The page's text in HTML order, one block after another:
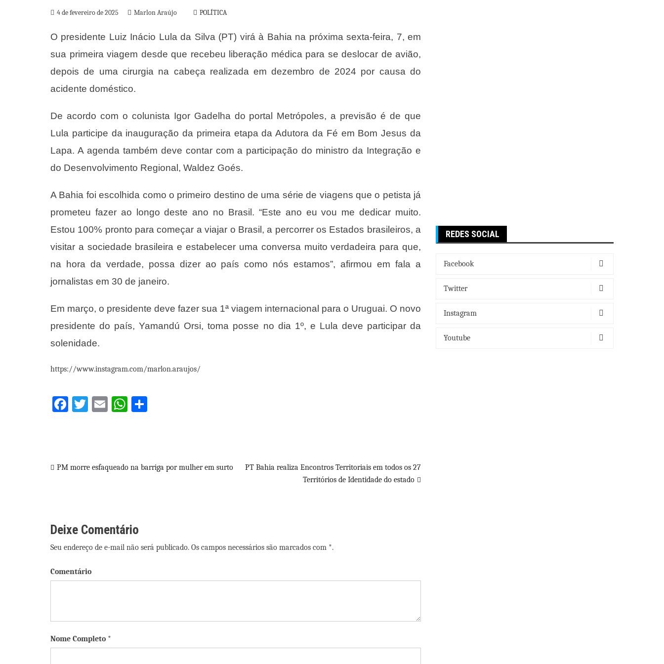
4 de fevereiro de 2025 Marlon Araújo POLÍTICA
O presidente Luiz Inácio Lula da Silva (PT) virá à Bahia na próxima sexta-feira, 7, em
sua primeira viagem desde que recebeu liberação médica para se deslocar de avião,
depois de uma cirurgia na cabeça realizada em dezembro de 2024 por causa do
acidente doméstico.
De acordo com o colunista Igor Gadelha do portal Metrópoles, a previsão é de que
Lula participe da inauguração da primeira etapa da Adutora da Fé em Bom Jesus da
Lapa. A agenda também deve contar com a participação do ministro da Integração e
do Desenvolvimento Regional, Waldez Goés.
A Bahia foi escolhida como o primeiro destino de uma série de viagens que o petista já
prometeu fazer ao longo deste ano no Brasil. “Este ano eu vou me dedicar muito.
Estou 100% pronto para começar a viajar o Brasil, a percorrer os Estados brasileiros, a
visitar a sociedade brasileira e estabelecer uma conversa muito verdadeira para que,
na hora da verdade, possa dizer ao país como nós estamos”, afirmou em fala a
jornalistas em 30 de janeiro.
Em março, o presidente deve fazer sua 1ª viagem internacional para o Uruguai. O novo
presidente do país, Yamandú Orsi, toma posse no dia 1º, e Lula deve participar da
solenidade.
https://www.instagram.com/marlon.araujos/
Facebook
Twitter
EmailWhatsApp
Navegação
Post
PM morre esfaqueado na barriga por mulher em surto
PT Bahia realiza Encontros Territoriais em todos os 27
Territórios de Identidade do estado
Deixe Comentário
Seu endereço de e-mail não será publicado. Os campos necessários são marcados com *.
Comentário
Nome Completo *
REDES SOCIAL
Facebook
Twitter
Instagram
Youtube